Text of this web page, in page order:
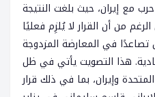
مع إيران، حيث بلغت النتيجة
على الرغم من أن القرار لا يُلزِم فعليًا
تصاعدًا في المعارضة المزدوجة
هذا التصويت يأتي في ظل
وإيران، بما في ذلك قرار